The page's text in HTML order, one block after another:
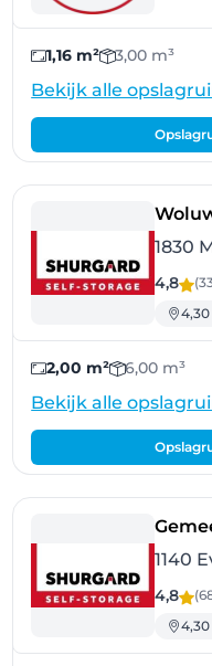
1,16 m² 3,00 m³
Bekijk alle
1830
4,8
2,00 m² 6,00 m³
Bekijk alle
1140
4,8